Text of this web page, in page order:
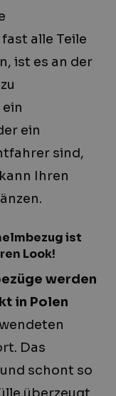
alle Teile
ist es an der
ein
sind,
Ihren
ist
Look!
werden
in Polen
Das
schont so